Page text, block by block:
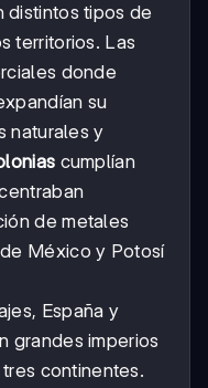
distintos tipos de
territorios. Las
donde
su
naturales y
cumplían
de metales
México y Potosí
España y
grandes imperios
continentes.